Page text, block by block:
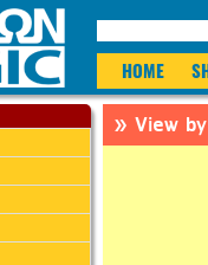
HOME
» View